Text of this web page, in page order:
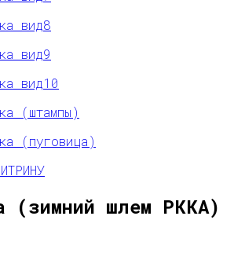
(зимний шлем РККА)